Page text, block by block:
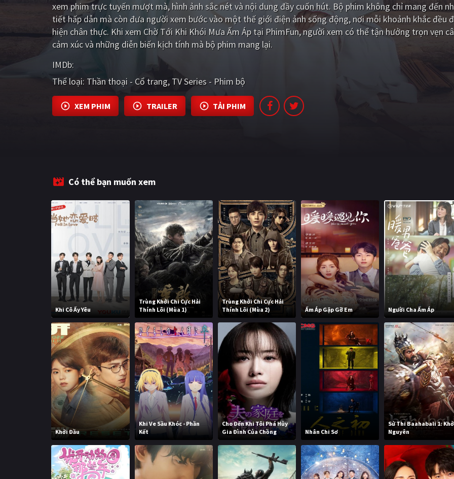
xem phim trực tuyến mượt mà, hình ảnh sắc nét và nội dung đầy cuốn hút. Bộ phim không chỉ mang đến
tiết hấp dẫn mà còn đưa người xem bước vào một thế giới điện ảnh sống động, nơi mỗi khoảnh khắc đều
hiện chân thực. Khi xem Chờ Tới Khi Khói Mưa Ấm Áp tại PhimFun, người xem có thể tận hưởng trọn vẹn
cảm xúc và những diễn biến kịch tính mà bộ phim mang lại.
IMDb:
Thể loại: Thần thoại - Cổ trang TV Series - Phim bộ
XEM PHIM TRAILER TẢI PHIM
Có thể bạn muốn xem
Khi Cô Ấy Yêu
Trùng Khởi Chi Cực Hải
Thính Lôi (Mùa 1)
Trùng Khởi Chi Cực Hải
Thính Lôi (Mùa 2)
Ấm Áp Gặp Gỡ Em Người Cha Ấm Áp
Khởi Đầu
Khi Ve Sầu Khóc - Phần
Kết
Cho Đến Khi Tôi Phá Hủy
Gia Đình Của Chồng
Nhân Chi Sơ
Sử Thi Baahabali 1:
Nguyên